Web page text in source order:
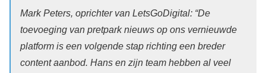
Mark Peters, oprichter van LetsGoDigital: “De
toevoeging van pretpark nieuws op ons vernieuwde
platform is een volgende stap richting een breder
content aanbod. Hans en zijn team hebben al veel